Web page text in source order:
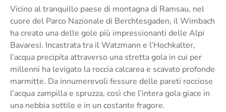
Vicino al tranquillo paese di montagna di Ramsau, nel
cuore del Parco Nazionale di Berchtesgaden, il Wimbach
ha creato una delle gole più impressionanti delle Alpi
Bavaresi. Incastrata tra il Watzmann e l’Hochkalter,
l’acqua precipita attraverso una stretta gola in cui per
millenni ha levigato la roccia calcarea e scavato profonde
marmitte. Da innumerevoli fessure delle pareti rocciose
l’acqua zampilla e spruzza, così che l’intera gola giace in
una nebbia sottile e in un costante fragore.